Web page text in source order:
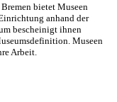
bietet Museen
anhand der
bescheinigt ihnen
Museen
Arbeit.